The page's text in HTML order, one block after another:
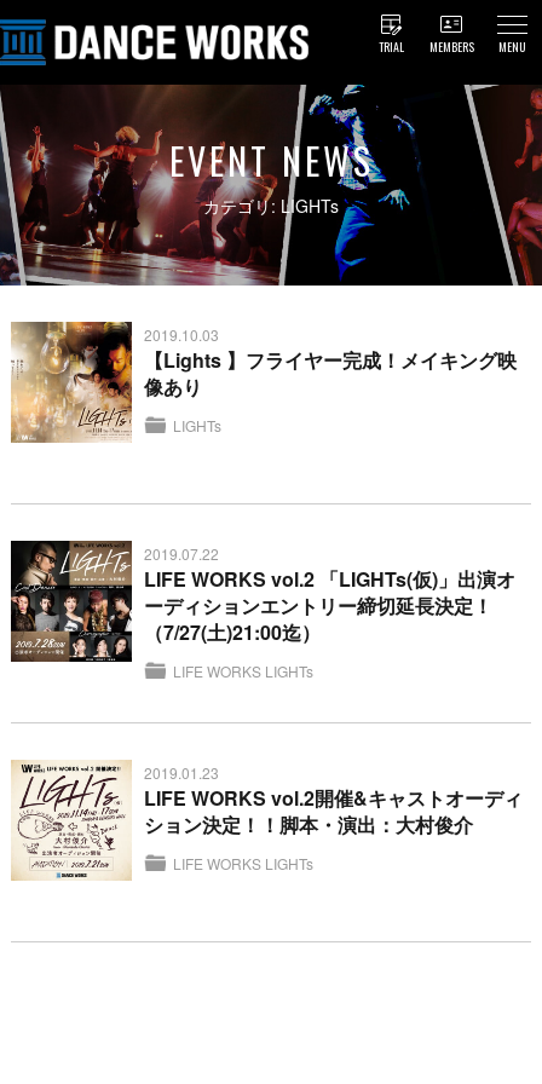
TRIAL MEMBERS MENU
EVENT NEWS
カテゴリ: LIGHTs
2019.10.03
【Lights 】フライヤー完成！メイキング映
像あり
LIGHTs
2019.07.22
LIFE WORKS vol.2 「LIGHTs(仮)」出演オ
ーディションエントリー締切延長決定！
（7/27(土)21:00迄）
LIFE WORKS LIGHTs
2019.01.23
LIFE WORKS vol.2開催&キャストオーディ
ション決定！！脚本・演出：大村俊介
LIFE WORKS LIGHTs